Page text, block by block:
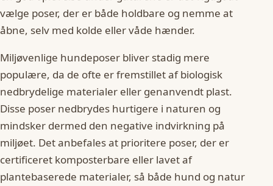
vælge poser, der er både holdbare og nemme at
åbne, selv med kolde eller våde hænder.
Miljøvenlige hundeposer bliver stadig mere
populære, da de ofte er fremstillet af biologisk
nedbrydelige materialer eller genanvendt plast.
Disse poser nedbrydes hurtigere i naturen og
mindsker dermed den negative indvirkning på
miljøet. Det anbefales at prioritere poser, der er
certificeret komposterbare eller lavet af
plantebaserede materialer, så både hund og natur